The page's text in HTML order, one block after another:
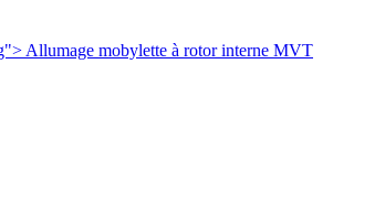
Allumage mobylette à rotor interne MVT